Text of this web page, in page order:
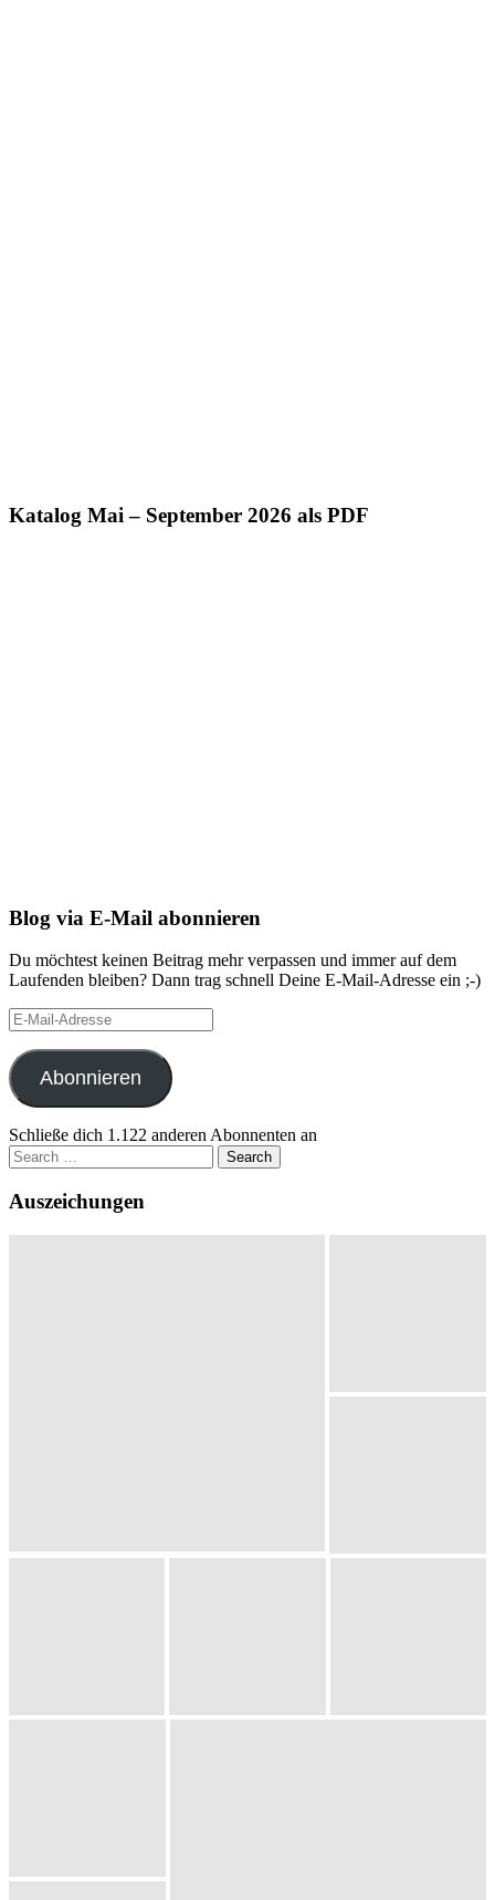
Katalog Mai – September 2026 als PDF
Blog via E-Mail abonnieren
Du möchtest keinen Beitrag mehr verpassen und immer auf dem
Laufenden bleiben? Dann trag schnell Deine E-Mail-Adresse ein ;-)
E-
Mail-
Adresse
Abonnieren
Schließe dich 1.122 anderen Abonnenten an
Search
for:
Auszeichungen